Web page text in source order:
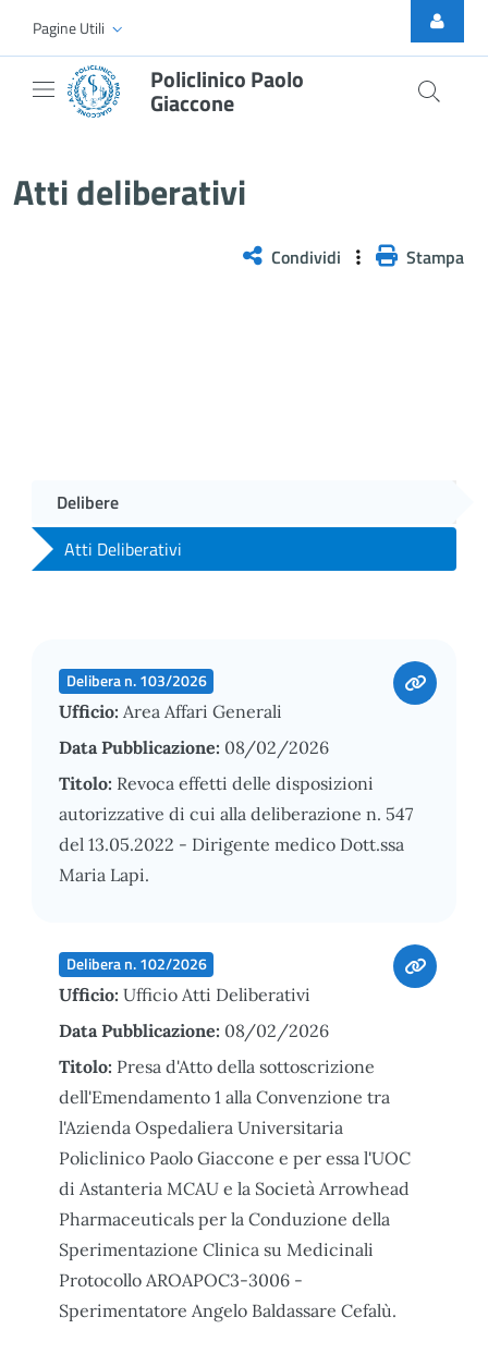
Skip to Main Content
Pagine Utili
Policlinico Paolo
Giaccone
Atti deliberativi
Condividi Stampa
Delibere
Atti Deliberativi
Delibera n. 103/2026
Ufficio: Area Affari Generali
Data Pubblicazione: 08/02/2026
Titolo: Revoca effetti delle disposizioni
autorizzative di cui alla deliberazione n. 547
del 13.05.2022 - Dirigente medico Dott.ssa
Maria Lapi.
Delibera n. 102/2026
Ufficio: Ufficio Atti Deliberativi
Data Pubblicazione: 08/02/2026
Titolo: Presa d'Atto della sottoscrizione
dell'Emendamento 1 alla Convenzione tra
l'Azienda Ospedaliera Universitaria
Policlinico Paolo Giaccone e per essa l'UOC
di Astanteria MCAU e la Società Arrowhead
Pharmaceuticals per la Conduzione della
Sperimentazione Clinica su Medicinali
Protocollo AROAPOC3-3006 -
Sperimentatore Angelo Baldassare Cefalù.